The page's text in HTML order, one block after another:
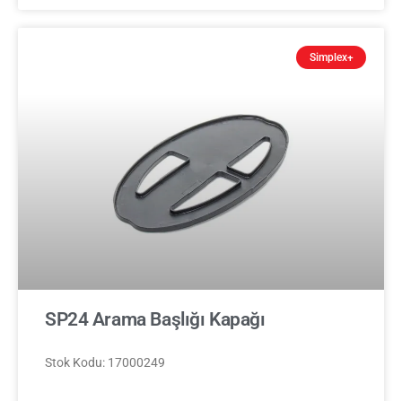
Simplex+
SP24 Arama Başlığı Kapağı
Stok Kodu: 17000249